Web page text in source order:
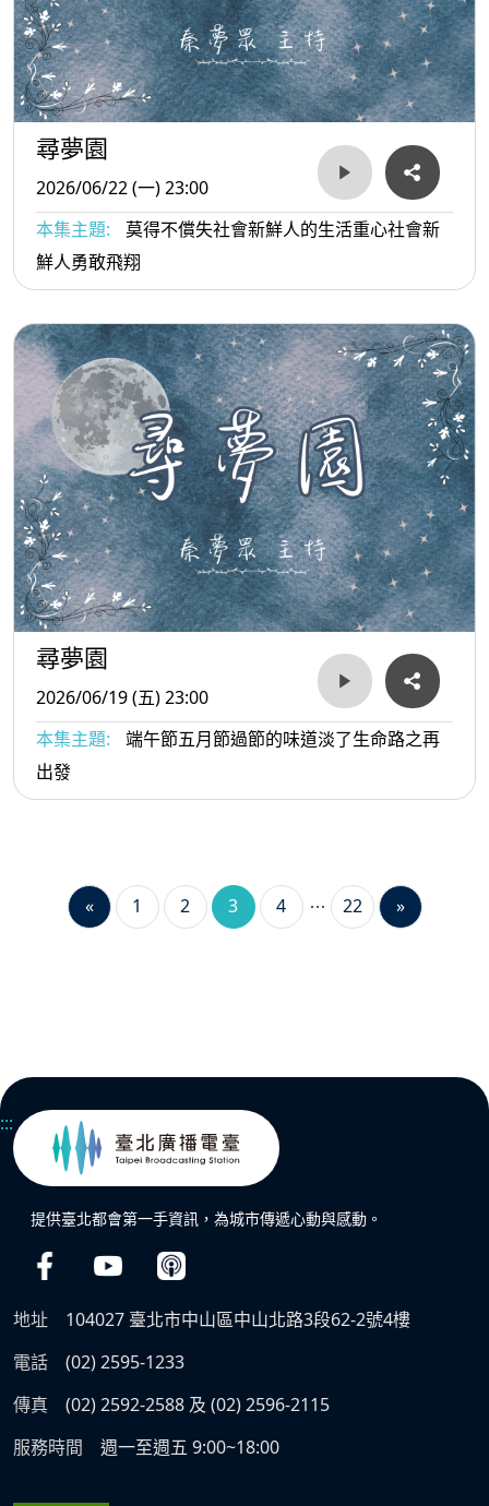
尋夢園
2026/06/22 (一) 23:00
本集主題:
莫得不償失社會新鮮人的生活重心社會新
鮮人勇敢飛翔
尋夢園
2026/06/19 (五) 23:00
本集主題:
端午節五月節過節的味道淡了生命路之再
出發
« 1 2 3 4 22 »
:::
提供臺北都會第一手資訊，為城市傳遞心動與感動。
地址
104027 臺北市中山區中山北路3段62-2號4樓
電話
(02) 2595-1233
傳真
(02) 2592-2588 及 (02) 2596-2115
服務時間
週一至週五 9:00~18:00